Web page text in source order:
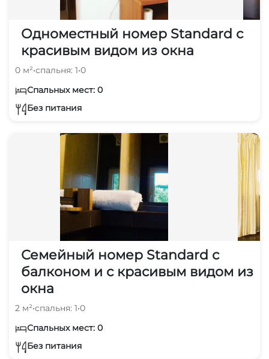
Одноместный номер Standard с
красивым видом из окна
0 м²•спальня: 1•0
Спальных мест: 0
Без питания
Семейный номер Standard с
балконом и с красивым видом из
окна
2 м²•спальня: 1•0
Спальных мест: 0
Без питания